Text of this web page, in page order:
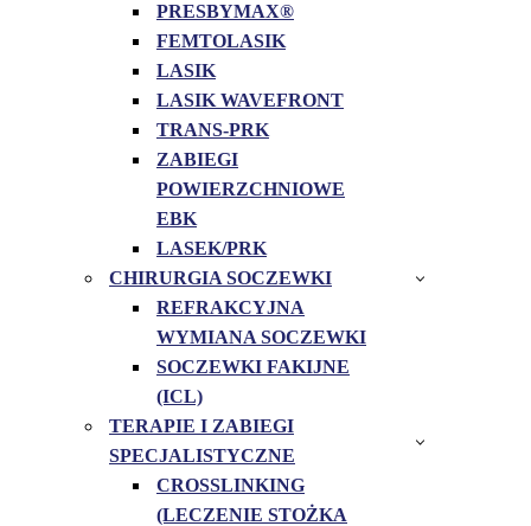
PRESBYMAX®
FEMTOLASIK
LASIK
LASIK WAVEFRONT
TRANS-PRK
ZABIEGI
POWIERZCHNIOWE
EBK
LASEK/PRK
CHIRURGIA SOCZEWKI
REFRAKCYJNA
WYMIANA SOCZEWKI
SOCZEWKI FAKIJNE
(ICL)
TERAPIE I ZABIEGI
SPECJALISTYCZNE
CROSSLINKING
(LECZENIE STOŻKA